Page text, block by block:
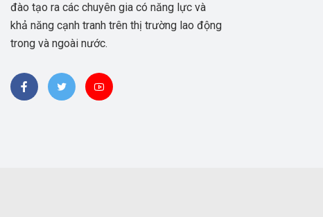
đào tạo ra các chuyên gia có năng lực và
khả năng cạnh tranh trên thị trường lao động
trong và ngoài nước.